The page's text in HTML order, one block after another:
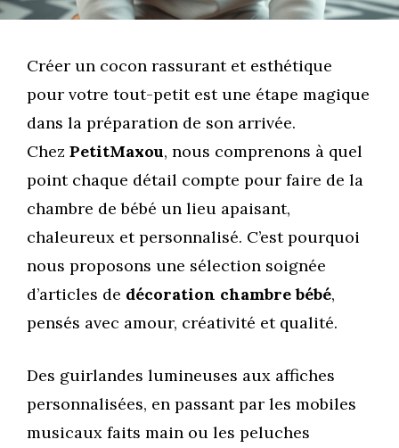
Créer un cocon rassurant et esthétique
pour votre tout-petit est une étape magique
dans la préparation de son arrivée.
Chez PetitMaxou, nous comprenons à quel
point chaque détail compte pour faire de la
chambre de bébé un lieu apaisant,
chaleureux et personnalisé. C’est pourquoi
nous proposons une sélection soignée
d’articles de décoration chambre bébé,
pensés avec amour, créativité et qualité.
Des guirlandes lumineuses aux affiches
personnalisées, en passant par les mobiles
musicaux faits main ou les peluches